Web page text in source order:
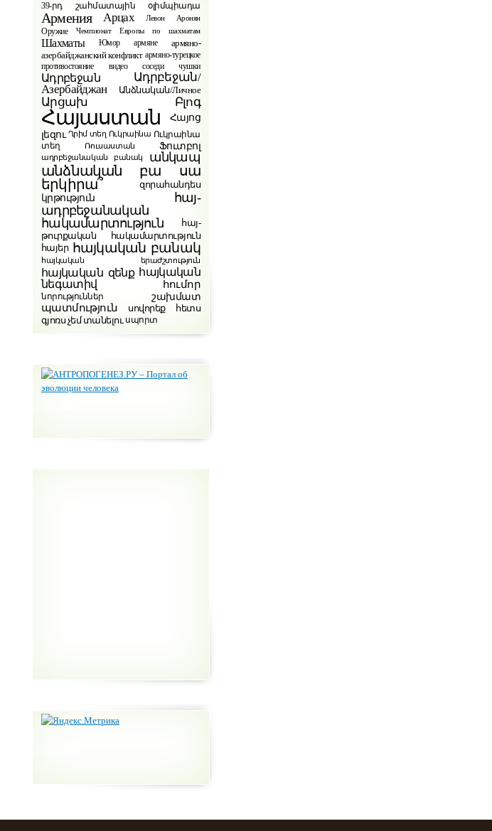
39-րդ շահմատային օլիմպիադա
Армения Арцах Левон Аронян
Оружие Чемпионат Европы по шахматам
Шахматы Юмор армяне
армяно-
азербайджанский конфликт армяно-турецкое
противостояние
видео соседи чушки
Ադրբեջան
Ադրբեջան/
Азербайджан
Անձնական/Личное
Արցախ Բլոգ
Հայաստան
Հայոց
լեզու Ղրիմ տեղ Ուկրաինա Ուկրաինա
տեղ
Ռուսաստան Ֆուտբոլ
ադրբեջանական բանակ անկապ
անձնական
բա սա
երկիրա՞
զորահանդես
կրթություն
հայ-
ադրբեջանական
հակամարտություն
հայ-
թուրքական հակամարտություն
հայեր հայկական բանակ
հայկական երաժշտություն
հայկական զենք հայկական
նեգատիվ
հումոր
նորություններ շախմատ
պատմություն
սովորեք հետս
գյոռս չեմ տանելու սպորտ